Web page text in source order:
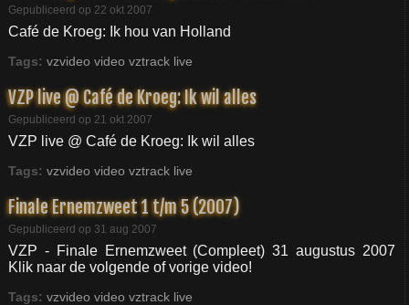
Gepubliceerd op 22 okt 2007
Café de Kroeg: Ik hou van Holland
Tags: vzvideo video vztrack live
VZP live @ Café de Kroeg: Ik wil alles
Gepubliceerd op 21 okt 2007
VZP live @ Café de Kroeg: Ik wil alles
Tags: vzvideo video vztrack live
Finale Ernemzweet 1 t/m 5 (2007)
Gepubliceerd op 31 aug 2007
VZP - Finale Ernemzweet (Compleet) 31 augustus 2007
Klik naar de volgende of vorige video!
Tags: vzvideo video vztrack live